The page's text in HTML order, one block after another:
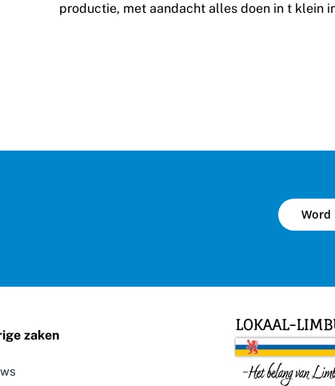
productie, met aandacht alles doen in t klein
Word
zaken